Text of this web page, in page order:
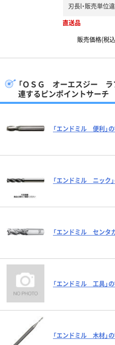
刃長l・販売単位
直送品
販売価格(税
「ＯＳＧ オーエスジー ラ
連するピンポイントサーチ
「エンドミル 便利」
「エンドミル ニック
「エンドミル センタ
「エンドミル 工具」
「エンドミル 木材」